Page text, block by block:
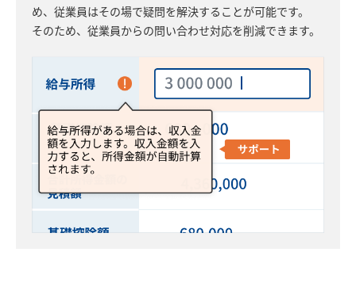
め、従業員はその場で疑問を解決することが可能です。
そのため、従業員からの問い合わせ対応を削減できます。